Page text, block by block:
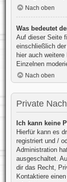
Nach oben
Was bedeutet
Auf dieser Seite
einschließlich
hier auch
Einzelnen
Nach oben
Private
Ich kann keine
Hierfür kann es
registriert und /
Administration
ausgeschaltet.
dir das Recht,
Kontaktiere